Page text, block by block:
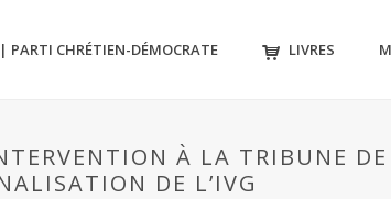
LIVRES
PARTI CHRÉTIEN-DÉMOCRATE
À LA TRIBUNE
DE L’IVG